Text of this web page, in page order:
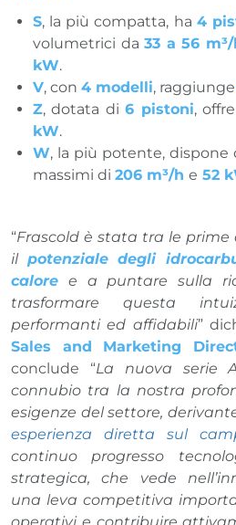
S, la più compatta, ha 4
volumetrici da33 a 56 m³/
kW.
V, con 4 modelli, raggiunge
Z, dotata di6 pistoni,
kW.
W, la più potente, dispone
massimi di 206 m³/h e 52
“Frascold è stata tra le prime
il potenziale degli
calore e a puntare sulla
trasformare questa
performanti ed affidabili”
Sales and Marketing
conclude “La nuova serie
connubio tra la nostra
esigenze del settore,
esperienza diretta sul
continuo progresso
strategica, che vede
una leva competitiva